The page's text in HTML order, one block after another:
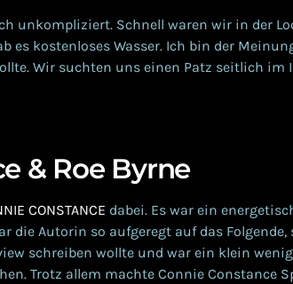
unkompliziert. Schnell waren wir in der
es kostenloses Wasser. Ich bin der
Wir suchten uns einen Patz seitlich im
& Roe Byrne
CONSTANCE dabei. Es war ein
die Autorin so aufgeregt auf das Folgende,
schreiben wollte und war ein klein
Trotz allem machte Connie Constance